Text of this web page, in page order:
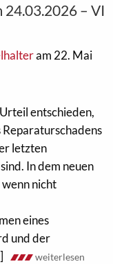
– VI
am 22. Mai
entschieden,
letzten
In dem neuen
wenn nicht
eines
und der
weiterlesen